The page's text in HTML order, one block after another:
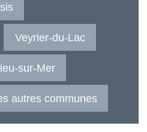
Veyrier-du-Lac
sur-Mer
autres communes